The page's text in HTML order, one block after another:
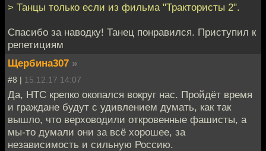
> Танцы только если из фильма "Трактористы 2".
Спасибо за наводку! Танец понравился. Приступил к
репетициям
Щербина307 »
#8 | 15.12.17 14:07
Да, НТС крепко окопался вокруг нас. Пройдёт время
и граждане будут с удивлением думать, как так
вышло, что верховодили откровенные фашисты, а
мы-то думали они за всё хорошее, за
независимость и сильную Россию.